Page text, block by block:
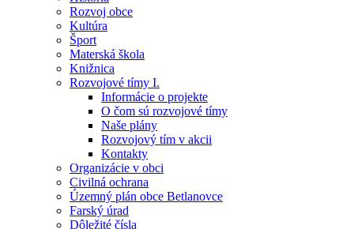
Rozvoj obce
Kultúra
Šport
Materská škola
Knižnica
Rozvojové tímy I.
Informácie o projekte
O čom sú rozvojové tímy
Naše plány
Rozvojový tím v akcii
Kontakty
Organizácie v obci
Civilná ochrana
Územný plán obce Betlanovce
Farský úrad
Dôležité čísla